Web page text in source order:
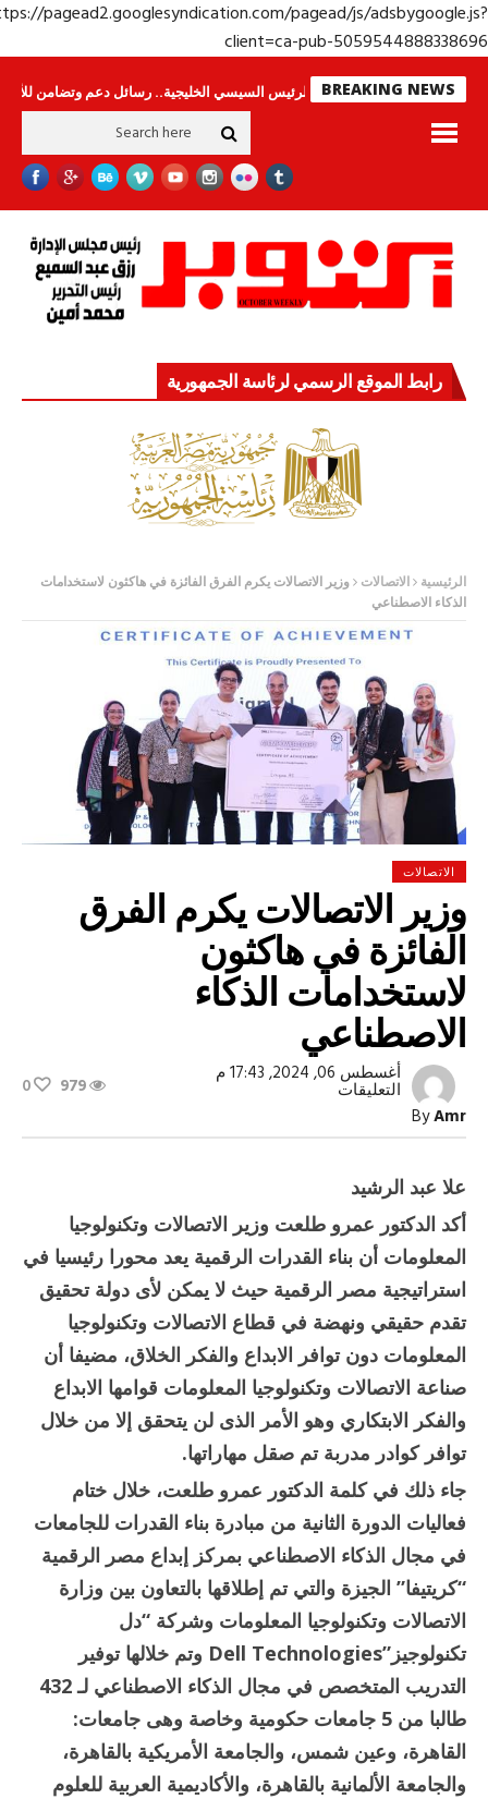
https://pagead2.googlesyndication.com/pagead/js/
client=ca-pub-
BREAKING NEWSينامون جولة الرئيس السيسي الخليجية.. رسائل دعم وتضامن للأشقاء
رابط الموقع الرسمي لرئاسة الجمهورية
الرئيسية الاتصالات وزير الاتصالات يكرم الفرق الفائزة في هاكثون لاستخدامات
الذكاء الاصطناعي
الاتصالات
وزير الاتصالات يكرم الفرق
الفائزة في هاكثون
لاستخدامات الذكاء
الاصطناعي
ByAmr
أغسطس 06, 2024, 17:43 م
التعليقاتعلى
يكرم
في
هاكثون
لاستخدامات
الذكاء
الاصطناعي
مغلقة
979
0
علا عبد الرشيد
أكد الدكتور عمرو طلعت وزير الاتصالات وتكنولوجيا
المعلومات أن بناء القدرات الرقمية يعد محورا رئيسيا في
استراتيجية مصر الرقمية حيث لا يمكن لأى دولة تحقيق
تقدم حقيقي ونهضة في قطاع الاتصالات وتكنولوجيا
المعلومات دون توافر الابداع والفكر الخلاق، مضيفا أن
صناعة الاتصالات وتكنولوجيا المعلومات قوامها الابداع
والفكر الابتكاري وهو الأمر الذى لن يتحقق إلا من خلال
توافر كوادر مدربة تم صقل مهاراتها.
جاء ذلك في كلمة الدكتور عمرو طلعت، خلال ختام
فعاليات الدورة الثانية من مبادرة بناء القدرات للجامعات
في مجال الذكاء الاصطناعي بمركز إبداع مصر الرقمية
“كريتيفا” الجيزة والتي تم إطلاقها بالتعاون بين وزارة
الاتصالات وتكنولوجيا المعلومات وشركة “دل
تكنولوجيز”Dell Technologies وتم خلالها توفير
التدريب المتخصص في مجال الذكاء الاصطناعي لـ 432
طالبا من 5 جامعات حكومية وخاصة وهى جامعات:
القاهرة، وعين شمس، والجامعة الأمريكية بالقاهرة،
والجامعة الألمانية بالقاهرة، والأكاديمية العربية للعلوم